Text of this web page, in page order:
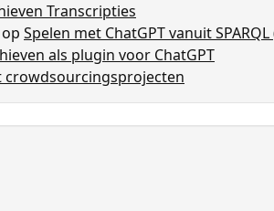
Transcripties
op Spelen met ChatGPT vanuit
als plugin voor ChatGPT
crowdsourcingsprojecten